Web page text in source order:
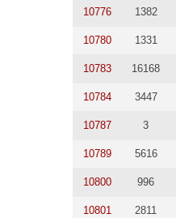
10776 1382
10780 1331
10783 16168
10784 3447
10787 3
10789 5616
10800 996
10801 2811